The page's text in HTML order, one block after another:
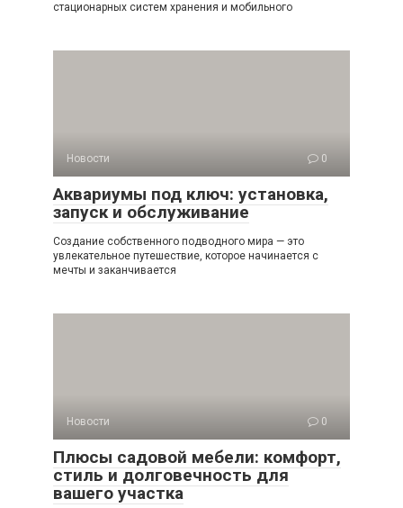
стационарных систем хранения и мобильного
Новости 0
Аквариумы под ключ: установка,
запуск и обслуживание
Создание собственного подводного мира — это
увлекательное путешествие, которое начинается с
мечты и заканчивается
Новости 0
Плюсы садовой мебели: комфорт,
стиль и долговечность для
вашего участка